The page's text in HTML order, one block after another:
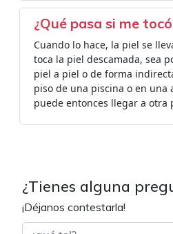
¿Qué pasa si me
Cuando lo hace, la piel se
toca la piel descamada, sea
piel a piel o de forma
piso de una piscina o en una
puede entonces llegar a otra
¿Tienes alguna
¡Déjanos contestarla!